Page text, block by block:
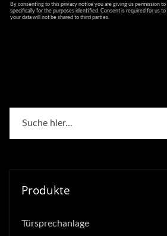
Produkte
Türsprechanlage